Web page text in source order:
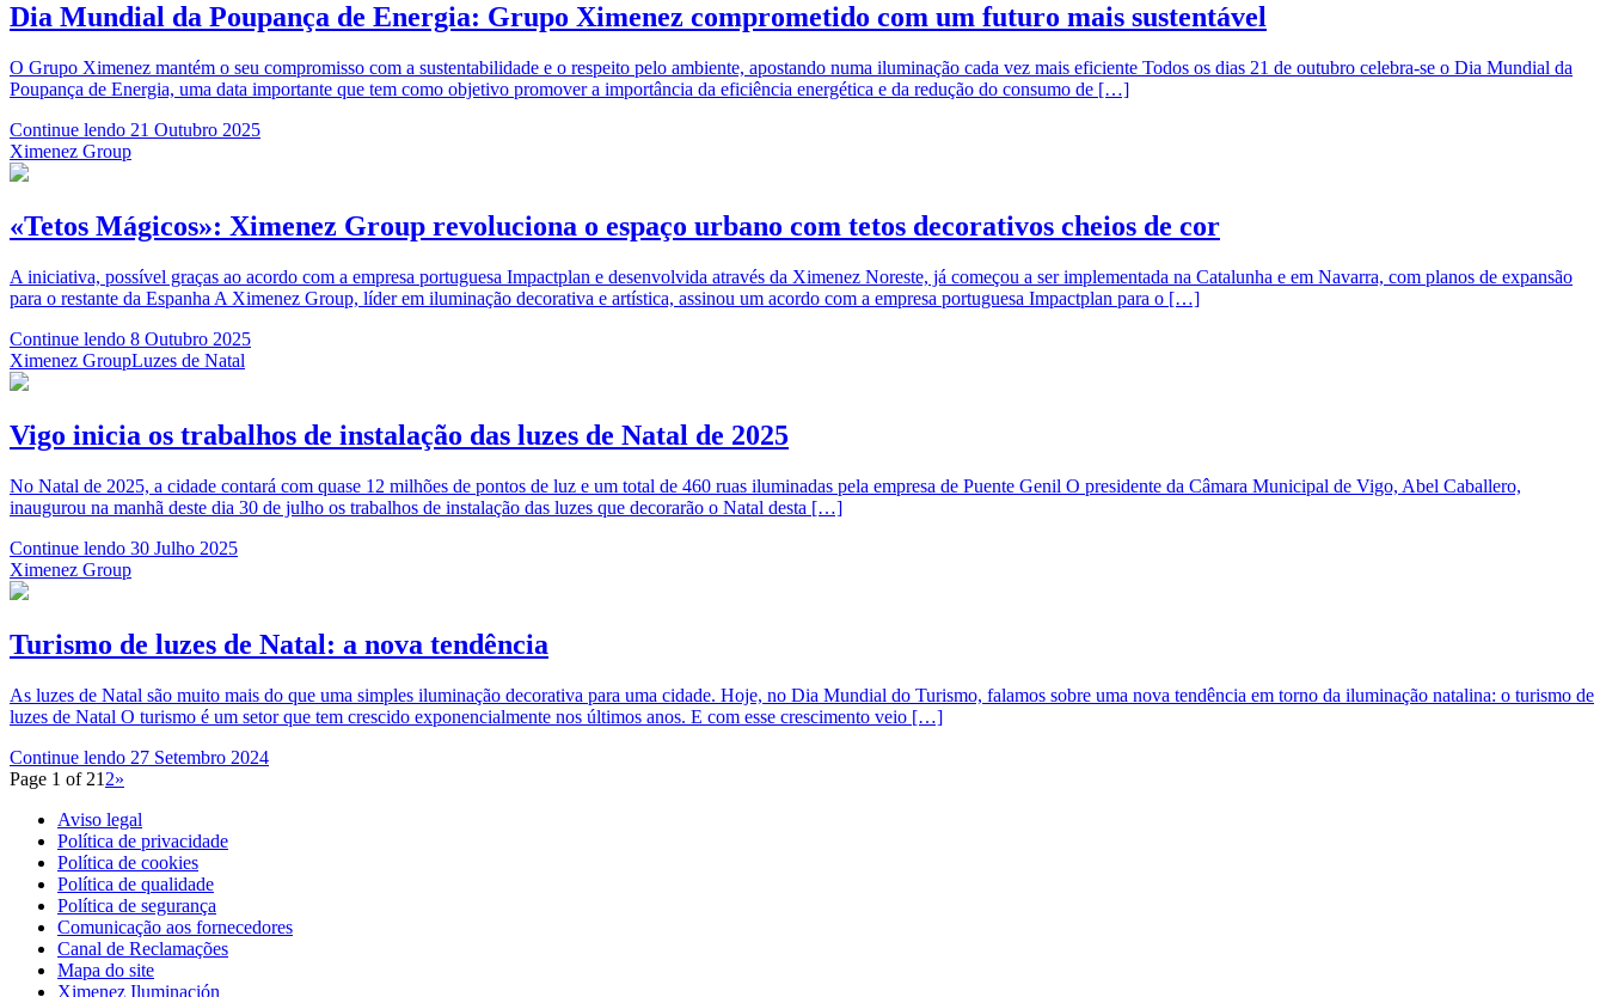
Dia Mundial da Poupança de Energia: Grupo Ximenez comprometido com um futuro mais sustentável
O Grupo Ximenez mantém o seu compromisso com a sustentabilidade e o respeito pelo ambiente, apostando numa iluminação cada vez mais eficiente Todos os dias 21 de outubro celebra-se o Dia Mundial da
Poupança de Energia, uma data importante que tem como objetivo promover a importância da eficiência energética e da redução do consumo de […]
Continue lendo 21 Outubro 2025
Ximenez Group
«Tetos Mágicos»: Ximenez Group revoluciona o espaço urbano com tetos decorativos cheios de cor
A iniciativa, possível graças ao acordo com a empresa portuguesa Impactplan e desenvolvida através da Ximenez Noreste, já começou a ser implementada na Catalunha e em Navarra, com planos de expansão
para o restante da Espanha A Ximenez Group, líder em iluminação decorativa e artística, assinou um acordo com a empresa portuguesa Impactplan para o […]
Continue lendo 8 Outubro 2025
Ximenez GroupLuzes de Natal
Vigo inicia os trabalhos de instalação das luzes de Natal de 2025
No Natal de 2025, a cidade contará com quase 12 milhões de pontos de luz e um total de 460 ruas iluminadas pela empresa de Puente Genil O presidente da Câmara Municipal de Vigo, Abel Caballero,
inaugurou na manhã deste dia 30 de julho os trabalhos de instalação das luzes que decorarão o Natal desta […]
Continue lendo 30 Julho 2025
Ximenez Group
Turismo de luzes de Natal: a nova tendência
As luzes de Natal são muito mais do que uma simples iluminação decorativa para uma cidade. Hoje, no Dia Mundial do Turismo, falamos sobre uma nova tendência em torno da iluminação natalina: o turismo de
luzes de Natal O turismo é um setor que tem crescido exponencialmente nos últimos anos. E com esse crescimento veio […]
Continue lendo 27 Setembro 2024
Page 1 of 21 2»
Aviso legal
Política de privacidade
Política de cookies
Política de qualidade
Política de segurança
Comunicação aos fornecedores
Canal de Reclamações
Mapa do site
Ximenez Iluminación